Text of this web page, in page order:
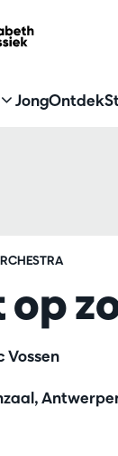
JongOntdek
op
Vossen